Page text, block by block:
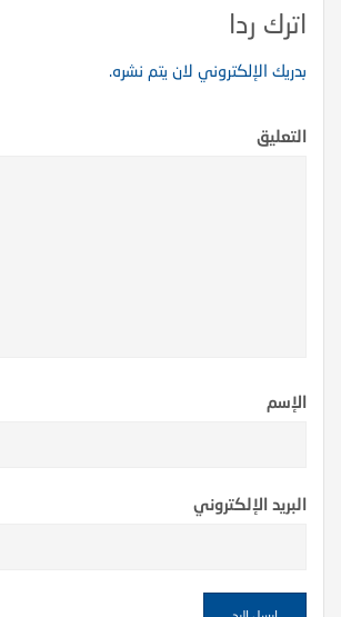
اترك ردا
بدريك الإلكتروني لان يتم نشره.
التعليق
الإسم
البريد الإلكتروني